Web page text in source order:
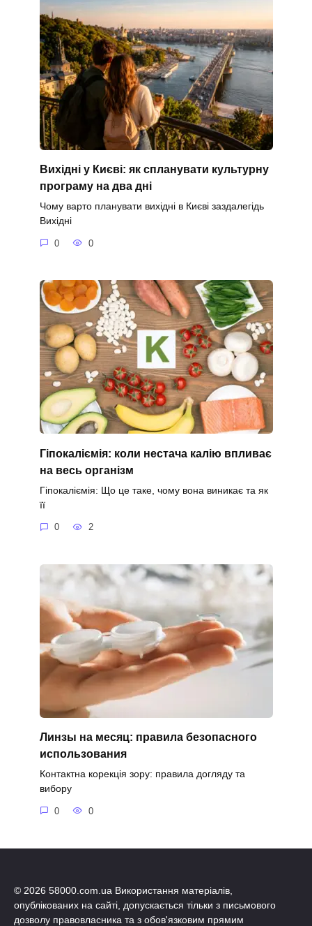
Вихідні у Києві: як спланувати культурну
програму на два дні
Чому варто планувати вихідні в Києві заздалегідь
Вихідні
0 0
Гіпокаліємія: коли нестача калію впливає
на весь організм
Гіпокаліємія: Що це таке, чому вона виникає та як
її
0 2
Линзы на месяц: правила безопасного
использования
Контактна корекція зору: правила догляду та
вибору
0 0
© 2026 58000.com.ua Використання матеріалів,
опублікованих на сайті, допускається тільки з письмового
дозволу правовласника та з обов'язковим прямим